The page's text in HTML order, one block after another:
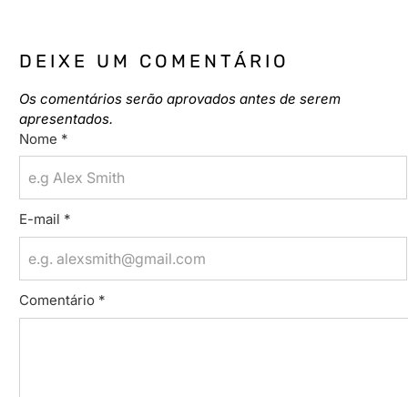
DEIXE UM COMENTÁRIO
Os comentários serão aprovados antes de serem
apresentados.
Nome *
E-mail *
Comentário *